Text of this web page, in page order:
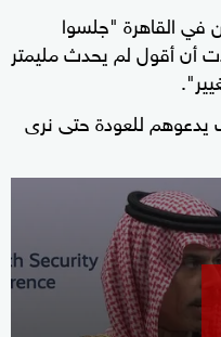
في القاهرة "جلسوا
أن أقول لم يحدث مليمتر
يدعوهم للعودة حتى نرى
34